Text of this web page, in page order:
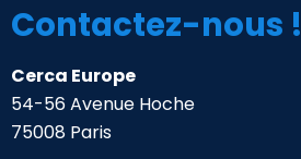
Contactez-nous !
Cerca Europe
54-56 Avenue Hoche
75008 Paris